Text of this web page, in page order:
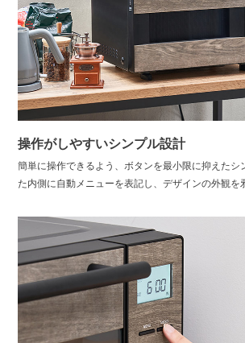
操作がしやすいシンプル設計
簡単に操作できるよう、ボタンを最小限に抑えたシ
た内側に自動メニューを表記し、デザインの外観を